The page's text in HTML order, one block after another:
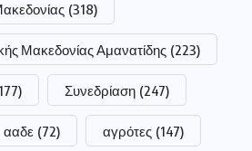
(318)
Μακεδονίας Αμανατίδης (223)
Συνεδρίαση (247)
ααδε (72) αγρότες (147)